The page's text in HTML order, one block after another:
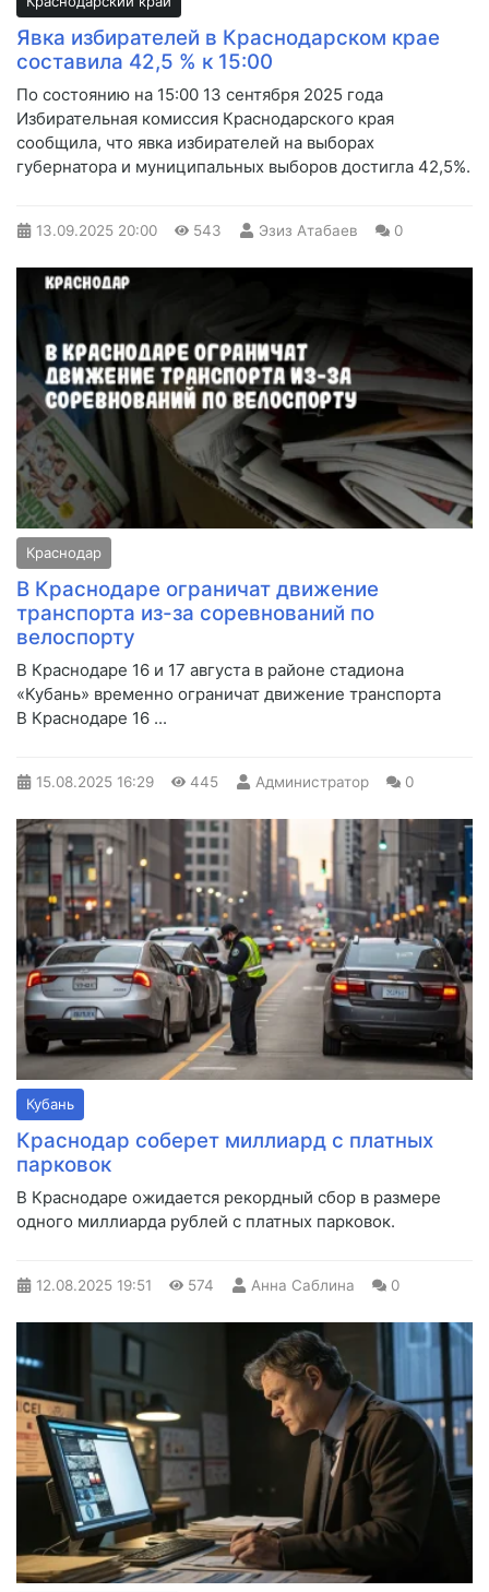
Явка избирателей в Краснодарском крае
составила 42,5 % к 15:00
По состоянию на 15:00 13 сентября 2025 года
Избирательная комиссия Краснодарского края
сообщила, что явка избирателей на выборах
губернатора и муниципальных выборов достигла 42,5%.
13.09.2025 20:00 543 Эзиз Атабаев 0
Краснодар
В Краснодаре ограничат движение
транспорта из-за соревнований по
велоспорту
В Краснодаре 16 и 17 августа в районе стадиона
«Кубань» временно ограничат движение транспорта
В Краснодаре 16 ...
15.08.2025 16:29 445 Администратор 0
Кубань
Краснодар соберет миллиард с платных
парковок
В Краснодаре ожидается рекордный сбор в размере
одного миллиарда рублей с платных парковок.
12.08.2025 19:51 574 Анна Саблина 0